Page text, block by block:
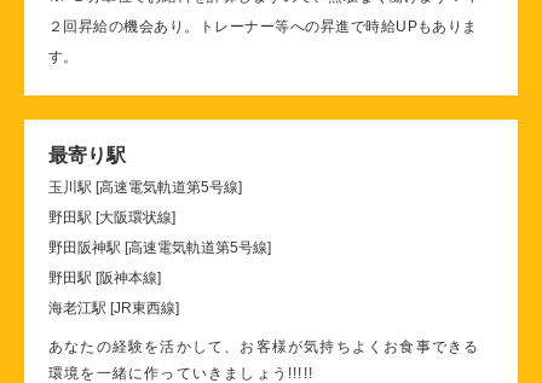
２回昇給の機会あり。トレーナー等への昇進で時給UPもありま
す。
最寄り駅
玉川駅 [高速電気軌道第5号線]
野田駅 [大阪環状線]
野田阪神駅 [高速電気軌道第5号線]
野田駅 [阪神本線]
海老江駅 [JR東西線]
あなたの経験を活かして、お客様が気持ちよくお食事できる
環境を一緒に作っていきましょう!!!!!